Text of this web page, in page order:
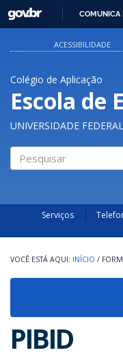
GOVBR
COMUNICA
ACESSIBILIDADE
Colégio de Aplicação
Escola de
UNIVERSIDADE
Serviços
INÍCIO /
PIBID